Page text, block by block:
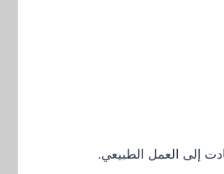
إلى العمل الطبيعي.